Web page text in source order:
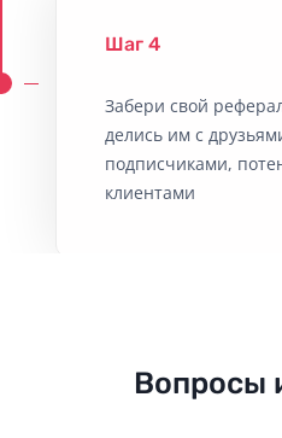
Шаг 4
Забери свой
делись им с
подписчиками,
клиентами
Вопросы